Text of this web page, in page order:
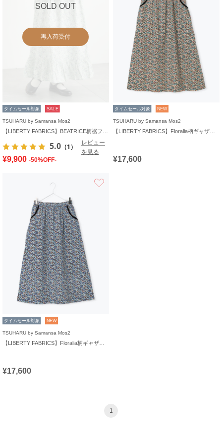
SOLD OUT
再入荷受付
タイムセール対象 SALE
TSUHARU by Samansa Mos2
5.0 （1）
レビュー
を見る
¥9,900 -50%OFF-
タイムセール対象 NEW
TSUHARU by Samansa Mos2
¥17,600
タイムセール対象 NEW
TSUHARU by Samansa Mos2
¥17,600
1